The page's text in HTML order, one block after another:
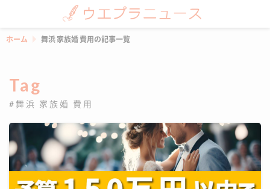
ホーム 舞浜 家族婚 費用の記事一覧
Tag
#舞浜 家族婚 費用